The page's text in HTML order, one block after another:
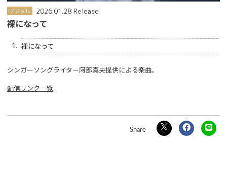
デジタル 2026.01.28 Release
裸になって
1. 裸になって
シンガーソングライター阿部真央提供による楽曲。
配信リンク一覧